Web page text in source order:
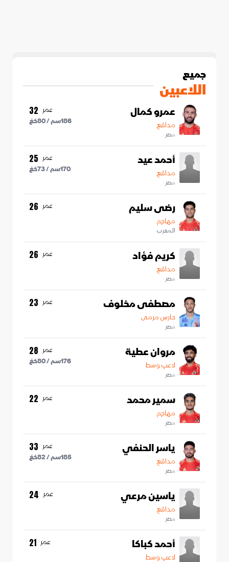
جميع
اللاعبين
عمرو كمال
مدافع
مصر
عمر 32
186سم /80كغ
أحمد عيد
مدافع
مصر
عمر 25
170سم /73كغ
رضى سليم
مهاجم
المغرب
عمر 26
كريم فؤاد
مدافع
مصر
عمر 26
مصطفى مخلوف
حارس مرمى
مصر
عمر 23
مروان عطية
لاعب وسط
مصر
عمر 28
176سم /80كغ
سمير محمد
مهاجم
مصر
عمر 22
ياسر الحنفي
مدافع
مصر
عمر 33
185سم /82كغ
ياسين مرعي
مدافع
مصر
عمر 24
أحمد كباكا
لاعب وسط
عمر 21